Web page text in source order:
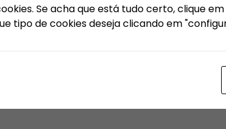
tanto os profissionais quanto os clientes
é essencial, assim como uma
boa iluminação e um ambiente
em um espaço onde possam mostrar
Se acha que está tudo certo, clique
tipo de cookies deseja clicando em